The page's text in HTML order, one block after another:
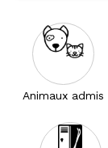
Animaux admis